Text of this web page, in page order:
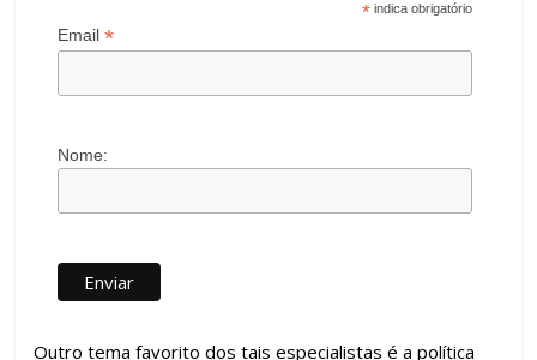
* indica obrigatório
Email*
Nome:
Outro tema favorito dos tais especialistas é a política